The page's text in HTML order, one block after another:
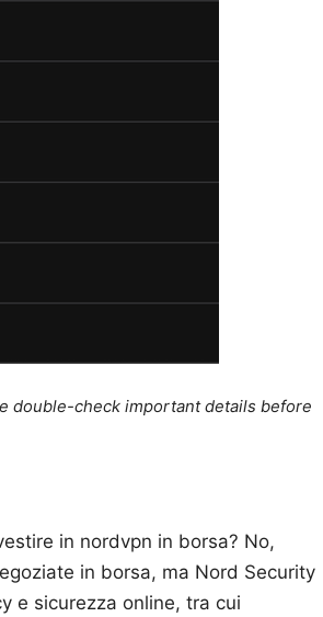
double-check important details before
in nordvpn in borsa? No,
in borsa, ma Nord Security
e sicurezza online, tra cui